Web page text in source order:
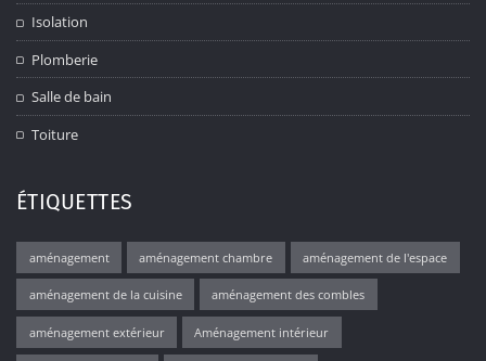
Isolation
Plomberie
Salle de bain
Toiture
ÉTIQUETTES
aménagement aménagement chambre aménagement de l'espace
aménagement de la cuisine aménagement des combles
aménagement extérieur Aménagement intérieur